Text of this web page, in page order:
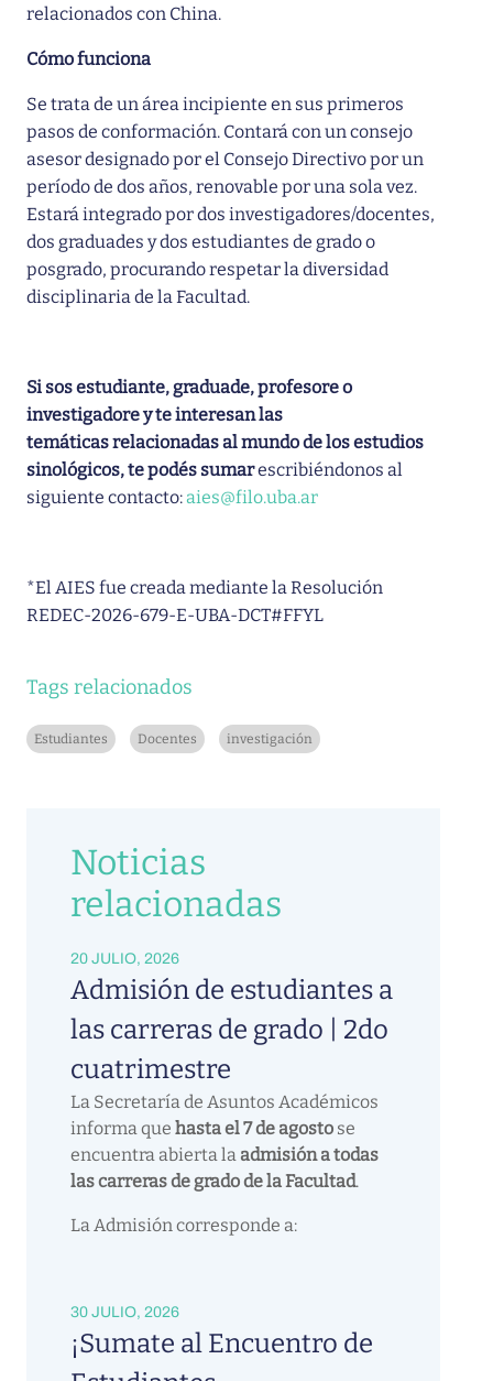
relacionados con China.
Cómo funciona
Se trata de un área incipiente en sus primeros
pasos de conformación. Contará con un consejo
asesor designado por el Consejo Directivo por un
período de dos años, renovable por una sola vez.
Estará integrado por dos investigadores/docentes,
dos graduades y dos estudiantes de grado o
posgrado, procurando respetar la diversidad
disciplinaria de la Facultad.
Si sos estudiante, graduade, profesore o
investigadore y te interesan las
temáticas relacionadas al mundo de los estudios
sinológicos, te podés sumarescribiéndonos al
siguiente contacto:aies@filo.uba.ar
*El AIES fue creada mediante la Resolución
REDEC-2026-679-E-UBA-DCT#FFYL
Tags relacionados
Estudiantes Docentes investigación
Noticias
relacionadas
20 JULIO, 2026
Admisión de estudiantes a
las carreras de grado | 2do
cuatrimestre
La Secretaría de Asuntos Académicos
informa que hasta el 7 de agosto se
encuentra abierta la admisión a todas
las carreras de grado de la Facultad.
La Admisión corresponde a:
30 JULIO, 2026
¡Sumate al Encuentro de